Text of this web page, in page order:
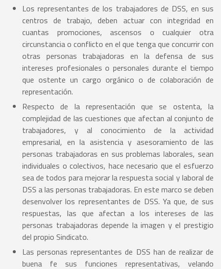
Los representantes de los trabajadores de DSS, en sus
centros de trabajo, deben actuar con integridad en
cuantas promociones, ascensos o cualquier otra
circunstancia o conflicto en el que tenga que concurrir con
otras personas trabajadoras en la defensa de sus
intereses profesionales o personales durante el tiempo
que ostente un cargo orgánico o de colaboración de
representación.
Respecto de la representación que se ostenta, la
complejidad de las cuestiones que afectan al conjunto de
trabajadores, y al conocimiento de la actividad
empresarial, en la asistencia y asesoramiento de las
personas trabajadoras en sus problemas laborales, sean
individuales o colectivos, hace necesario que el esfuerzo
sea de todos para mejorar la respuesta social y laboral de
DSS a las personas trabajadoras. En este marco se deben
desenvolver los representantes de DSS. Ya que, de sus
respuestas, las que afectan a los intereses de las
personas trabajadoras depende la imagen y el prestigio
del propio Sindicato.
Las personas representantes de DSS han de realizar de
buena fe sus funciones representativas, velando